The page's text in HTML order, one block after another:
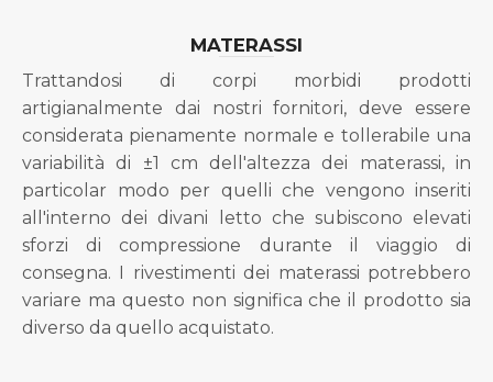
MATERASSI
Trattandosi di corpi morbidi prodotti
artigianalmente dai nostri fornitori, deve essere
considerata pienamente normale e tollerabile una
variabilità di ±1 cm dell'altezza dei materassi, in
particolar modo per quelli che vengono inseriti
all'interno dei divani letto che subiscono elevati
sforzi di compressione durante il viaggio di
consegna. I rivestimenti dei materassi potrebbero
variare ma questo non significa che il prodotto sia
diverso da quello acquistato.